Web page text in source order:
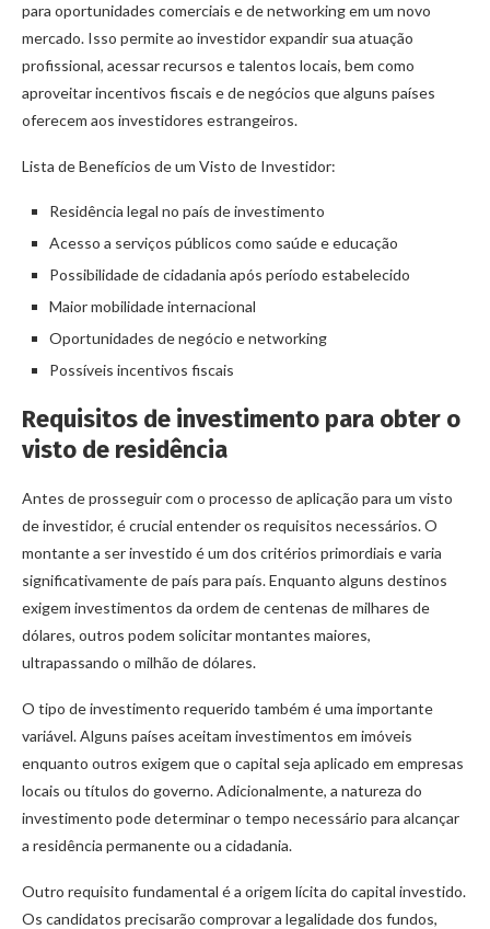
para oportunidades comerciais e de networking em um novo
mercado. Isso permite ao investidor expandir sua atuação
profissional, acessar recursos e talentos locais, bem como
aproveitar incentivos fiscais e de negócios que alguns países
oferecem aos investidores estrangeiros.
Lista de Benefícios de um Visto de Investidor:
Residência legal no país de investimento
Acesso a serviços públicos como saúde e educação
Possibilidade de cidadania após período estabelecido
Maior mobilidade internacional
Oportunidades de negócio e networking
Possíveis incentivos fiscais
Requisitos de investimento para obter o
visto de residência
Antes de prosseguir com o processo de aplicação para um visto
de investidor, é crucial entender os requisitos necessários. O
montante a ser investido é um dos critérios primordiais e varia
significativamente de país para país. Enquanto alguns destinos
exigem investimentos da ordem de centenas de milhares de
dólares, outros podem solicitar montantes maiores,
ultrapassando o milhão de dólares.
O tipo de investimento requerido também é uma importante
variável. Alguns países aceitam investimentos em imóveis
enquanto outros exigem que o capital seja aplicado em empresas
locais ou títulos do governo. Adicionalmente, a natureza do
investimento pode determinar o tempo necessário para alcançar
a residência permanente ou a cidadania.
Outro requisito fundamental é a origem lícita do capital investido.
Os candidatos precisarão comprovar a legalidade dos fundos,